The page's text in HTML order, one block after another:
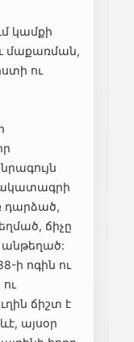
կամքի
մաքառման,
ու
դարձած,
ճիչը
անթեղած:
ի ոգին ու
ճիշտ է
այսօր